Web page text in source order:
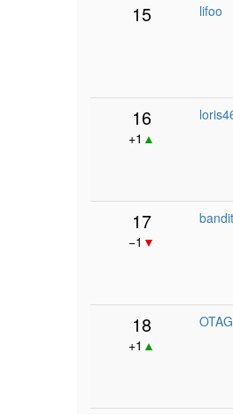
15 lifoo
16
+1 ▲
17
−1 ▼
18
+1 ▲